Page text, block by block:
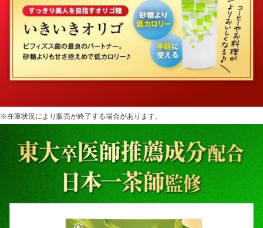
※在庫状況により販売が終了する場合があります。